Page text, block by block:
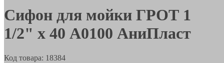
Сифон для мойки ГРОТ 1
1/2" х 40 А0100 АниПласт
Код товара: 18384